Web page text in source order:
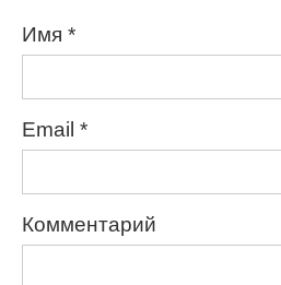
Имя *
Email *
Комментарий